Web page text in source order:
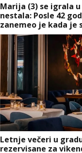
Marija (3) se igrala
nestala: Posle 42
zanemeo je kada je
Letnje večeri u
rezervisane za